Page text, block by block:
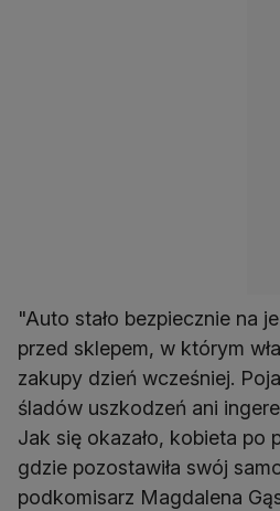
"Auto stało bezpiecznie na
przed sklepem, w którym
zakupy dzień wcześniej.
śladów uszkodzeń ani
Jak się okazało, kobieta po
gdzie pozostawiła swój
podkomisarz Magdalena